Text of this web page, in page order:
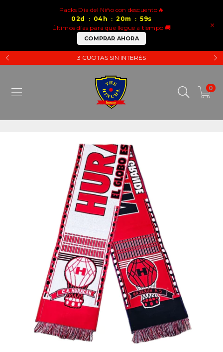
×
Packs Dia del Niño con descuento🔥
02d : 04 h : 20m : 59s
Últimos días para que llegue a tiempo 🚚
COMPRAR AHORA
3 CUOTAS SIN INTERÉS
0